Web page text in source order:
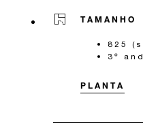
TAMANHO
825
3º
PLANTA